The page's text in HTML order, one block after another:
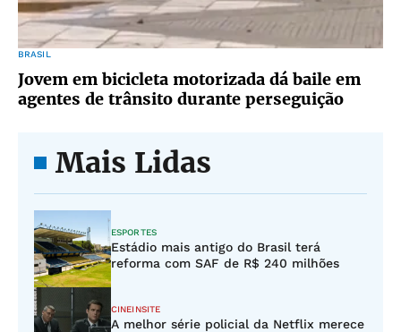
BRASIL
Jovem em bicicleta motorizada dá baile em
agentes de trânsito durante perseguição
Mais Lidas
ESPORTES
Estádio mais antigo do Brasil terá
reforma com SAF de R$ 240 milhões
CINEINSITE
A melhor série policial da Netflix merece